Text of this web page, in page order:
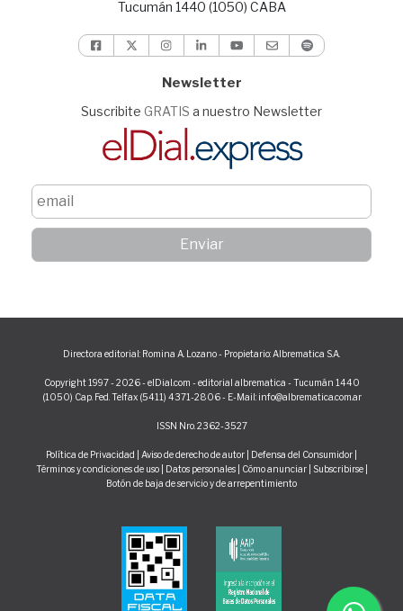
Tucumán 1440 (1050) CABA
Newsletter
Suscribite GRATIS a nuestro Newsletter
Directora editorial: Romina A. Lozano - Propietario: Albrematica S.A.
Copyright 1997 - 2026 - elDial.com - editorial albrematica - Tucumán 1440
(1050) Cap. Fed. Telfax (5411) 4371-2806 - E-Mail: info@albrematica.com.ar
ISSN Nro. 2362-3527
Política de Privacidad Aviso de derecho de autor Defensa del Consumidor
Términos y condiciones de uso| Datos personales| Cómo anunciar| Subscribirse
Botón de baja de servicio y de arrepentimiento